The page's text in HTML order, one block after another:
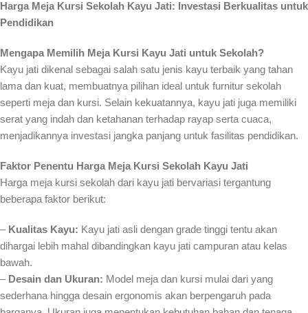
Harga Meja Kursi Sekolah Kayu Jati: Investasi Berkualitas untuk
Pendidikan
Mengapa Memilih Meja Kursi Kayu Jati untuk Sekolah?
Kayu jati dikenal sebagai salah satu jenis kayu terbaik yang tahan
lama dan kuat, membuatnya pilihan ideal untuk furnitur sekolah
seperti meja dan kursi. Selain kekuatannya, kayu jati juga memiliki
serat yang indah dan ketahanan terhadap rayap serta cuaca,
menjadikannya investasi jangka panjang untuk fasilitas pendidikan.
Faktor Penentu Harga Meja Kursi Sekolah Kayu Jati
Harga meja kursi sekolah dari kayu jati bervariasi tergantung
beberapa faktor berikut:
– Kualitas Kayu: Kayu jati asli dengan grade tinggi tentu akan
dihargai lebih mahal dibandingkan kayu jati campuran atau kelas
bawah.
– Desain dan Ukuran: Model meja dan kursi mulai dari yang
sederhana hingga desain ergonomis akan berpengaruh pada